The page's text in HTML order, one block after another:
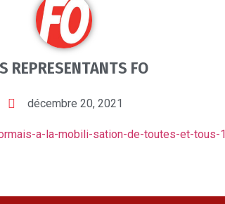
REPRESENTANTS FO
décembre 20, 2021
a-la-mobili-sation-de-toutes-et-tous-1